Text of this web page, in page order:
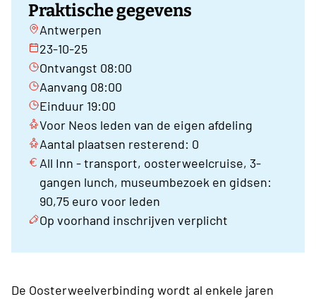
Praktische gegevens
Antwerpen
23-10-25
Ontvangst 08:00
Aanvang 08:00
Einduur 19:00
Voor Neos leden van de eigen afdeling
Aantal plaatsen resterend: 0
All Inn - transport, oosterweelcruise, 3-
gangen lunch, museumbezoek en gidsen:
90,75 euro voor leden
Op voorhand inschrijven verplicht
De Oosterweelverbinding wordt al enkele jaren